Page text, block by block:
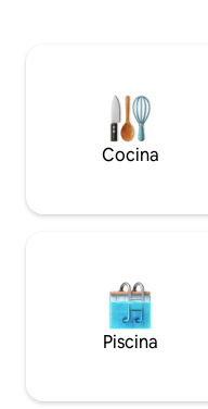
comodidades en un
Servicios a menos de 10
está llena de
Cocina
Piscina